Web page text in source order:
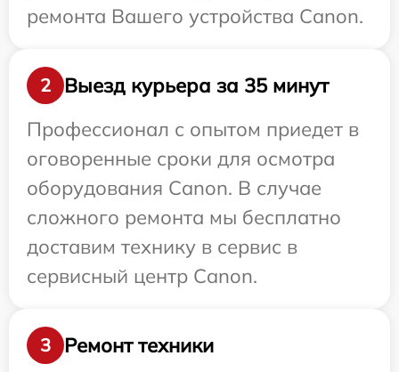
ремонта Вашего устройства Canon.
2
Выезд курьера за 35 минут
Профессионал с опытом приедет в
оговоренные сроки для осмотра
оборудования Canon. В случае
сложного ремонта мы бесплатно
доставим технику в сервис в
сервисный центр Canon.
3 Ремонт техники